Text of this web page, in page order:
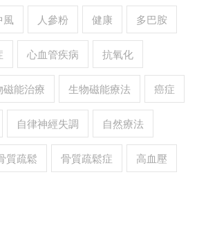
風 人參粉 健康 多巴胺
心血管疾病 抗氧化
磁能治療 生物磁能療法 癌症
自律神經失調 自然療法
質疏鬆 骨質疏鬆症 高血壓